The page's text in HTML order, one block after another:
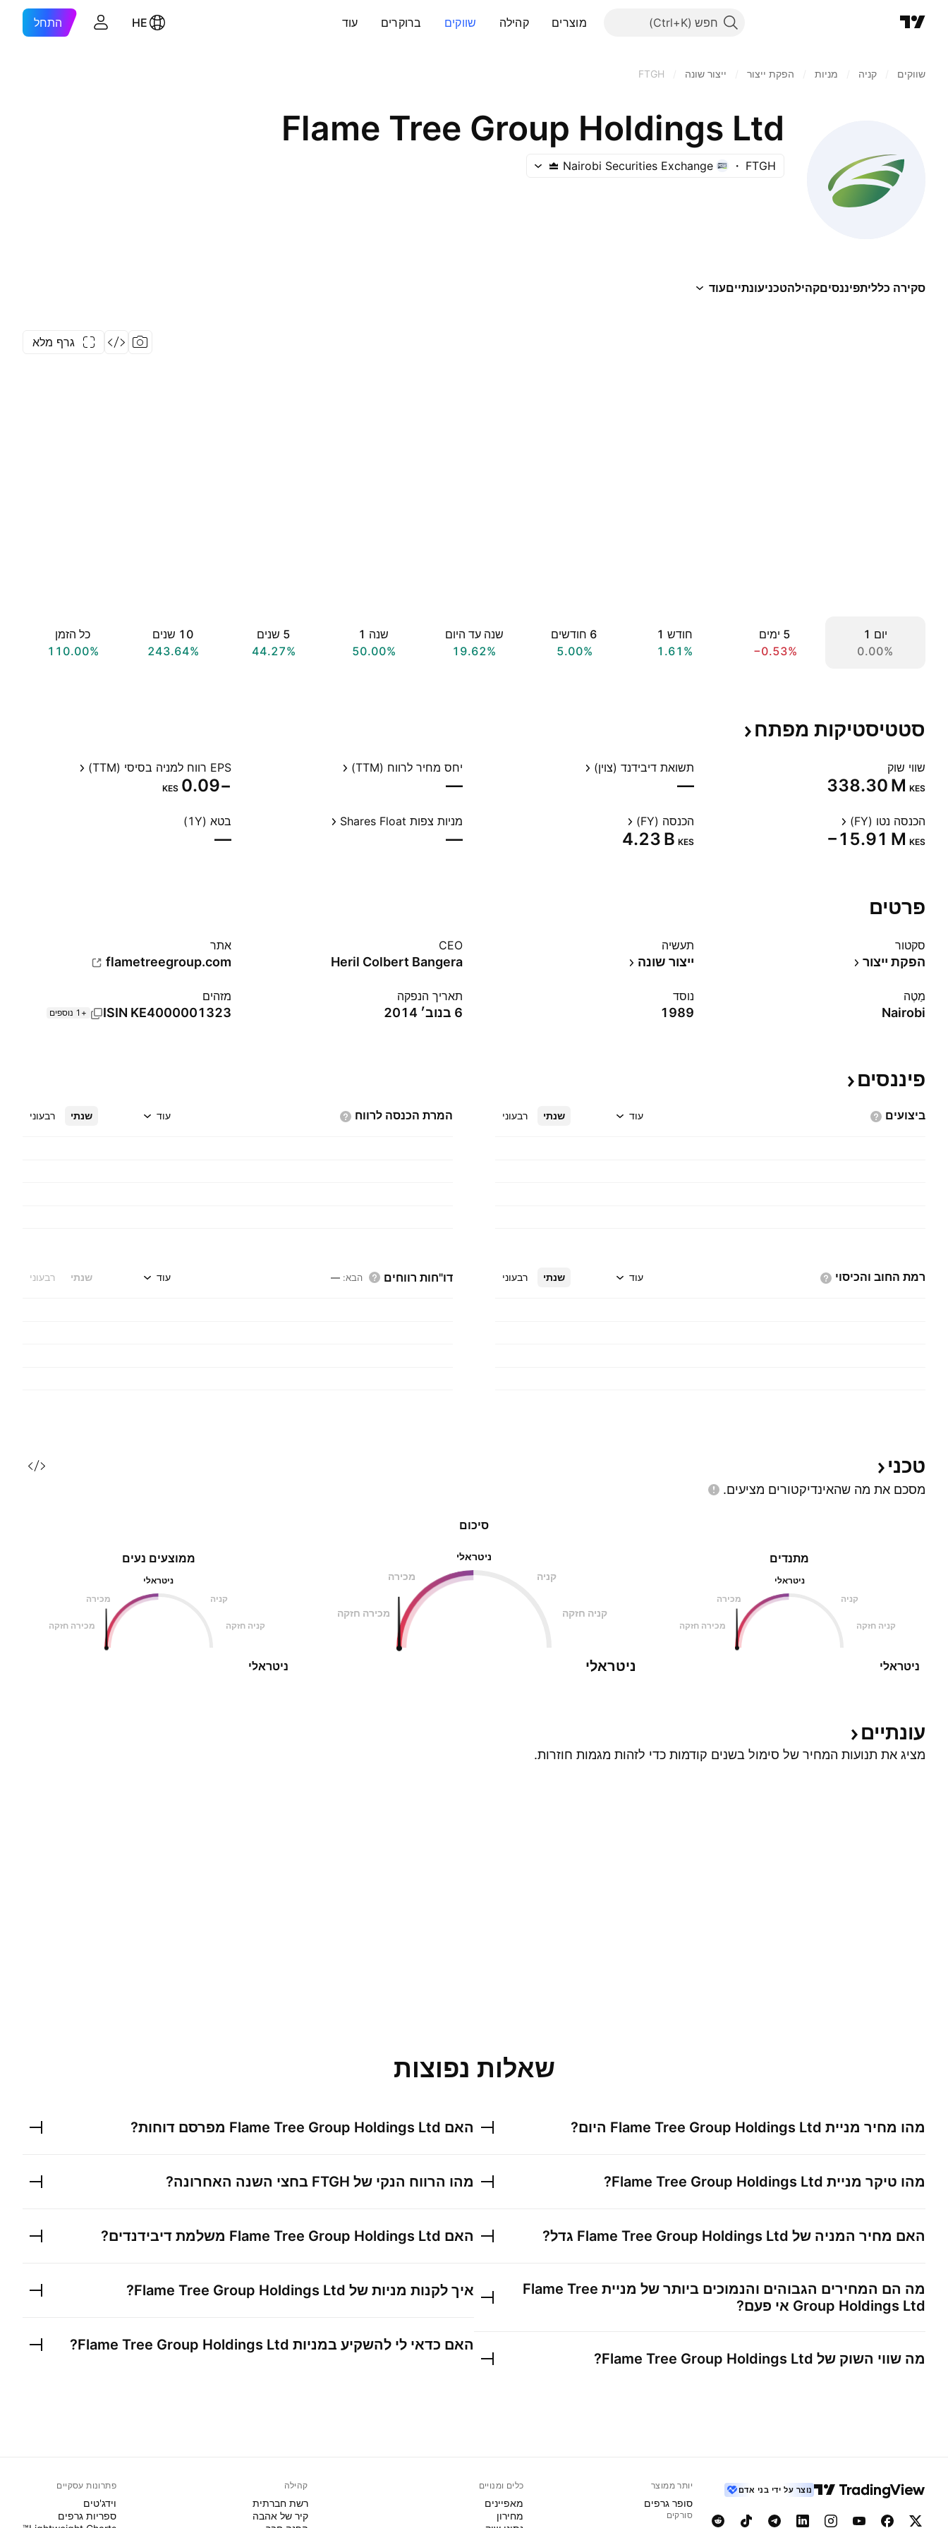
חפש מוצרים קהילה שווקים ברוקרים עוד HE התחל
שווקים קניה מניות‏ הפקת ייצור ייצור שונה FTGH
Flame Tree Group Holdings Ltd
FTGH
Nairobi Securities Exchange
סקירה כלליתפיננסיםקהילהטכניעונתייםעוד
גרף מלא
יום ‎1‎
0.00%
‎5‎ ימים
−0.53%
חודש ‎1‎
1.61%
‎6‎ חודשים
5.00%
שנה עד היום
19.62%
שנה ‎1‎
50.00%
‎5‎ שנים
44.27%
‎10‎ שנים
243.64%
כל הזמן
110.00%
סטטיסטיקות מפתח
שווי שוק
‪338.30 M‬ KES
תשואת דיבידנד (צוין)
—
יחס מחיר לרווח (TTM)
—
EPS רווח למניה בסיסי (TTM)
−0.09
KES
הכנסה נטו (FY)
‪−15.91 M‬ KES
הכנסה (FY)
‪4.23 B‬ KES
מניות צפות Shares Float
—
בטא (1Y)
—
פרטים
סקטור
הפקת ייצור
תעשיה
ייצור שונה
CEO
Heril Colbert Bangera
אתר‏
flametreegroup.com
מַטֶה
Nairobi
נוסד
1989
תאריך הנפקה
6 בנוב׳ 2014
מזהים
ISIN KE4000001323 +1 נוספים
פיננסים
ביצועים שנתי רבעוני עוד המרת הכנסה לרווח שנתי רבעוני עוד
רמת החוב והכיסוי שנתי רבעוני עוד דו"חות רווחים הבא:
— שנתי רבעוני עוד
טכני
מסכם את מה שהאינדיקטורים מציעים.
מתנדים
ניטראלי
מכירה
קניה
מכירה חזקה קניה חזקה
ניטראלי
סיכום
ניטראלי
מכירה
קניה
מכירה חזקה קניה חזקה
ניטראלי
ממוצעים נעים
ניטראלי
מכירה
קניה
מכירה חזקה קניה חזקה
ניטראלי
עונתיים
מציג את תנועות המחיר של סימול בשנים קודמות כדי לזהות מגמות חוזרות.
שאלות נפוצות
מהו מחיר מניית Flame Tree Group Holdings Ltd היום?
מהו טיקר מניית Flame Tree Group Holdings Ltd
?
האם מחיר המניה של Flame Tree Group Holdings Ltd גדל?
מה הם המחירים הגבוהים והנמוכים ביותר של מניית Flame Tree
Group Holdings Ltd אי פעם?
מה שווי השוק של Flame Tree Group Holdings Ltd
?
האם Flame Tree Group Holdings Ltd מפרסם דוחות?
מהו הרווח הנקי של FTGH בחצי השנה האחרונה?
האם Flame Tree Group Holdings Ltd משלמת דיבידנדים?
איך לקנות מניות של Flame Tree Group Holdings Ltd
?
האם כדאי לי להשקיע במניות Flame Tree Group Holdings Ltd
?
נוצר על ידי בני אדם יותר ממוצר
סופר גרפים
סורקים
כלים ומנויים
מאפיינים
מחירון
קהילה
רשת חברתית
קיר של אהבה
פתרונות עסקיים
וידג'טים
ספריות גרפים